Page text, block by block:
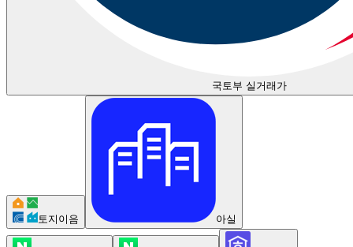
국토부 실거래가
토지이음 아실